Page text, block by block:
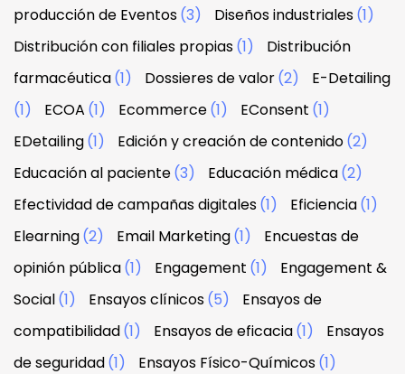
producción de Eventos(3) Diseños industriales(1)
Distribución con filiales propias(1)
Distribución
farmacéutica(1) Dossieres de valor(2)
E-Detailing
(1)
ECOA (1) Ecommerce(1) EConsent (1)
EDetailing(1) Edición y creación de contenido(2)
Educación al paciente(3) Educación médica(2)
Efectividad de campañas digitales(1) Eficiencia(1)
Elearning(2) Email Marketing(1)
Encuestas de
opinión pública(1) Engagement (1)
Engagement &
Social(1) Ensayos clínicos(5)
Ensayos de
compatibilidad(1) Ensayos de eficacia(1)
Ensayos
de seguridad(1) Ensayos Físico-Químicos(1)